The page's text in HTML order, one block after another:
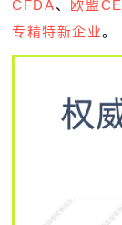
CFDA、 欧盟CE
专精特新企业。